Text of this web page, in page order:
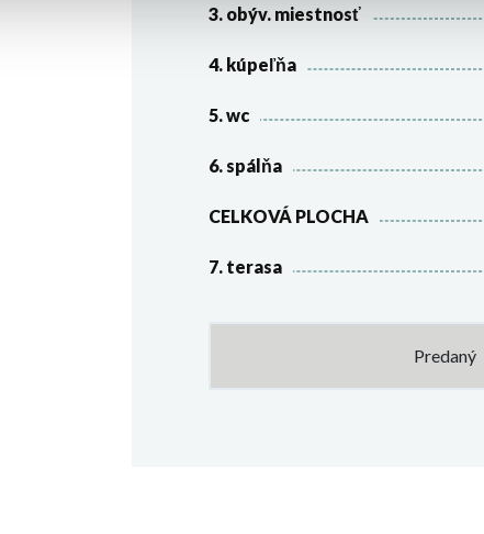
3. obýv. miestnosť
4. kúpeľňa
5. wc
6. spálňa
CELKOVÁ PLOCHA
7. terasa
Predaný